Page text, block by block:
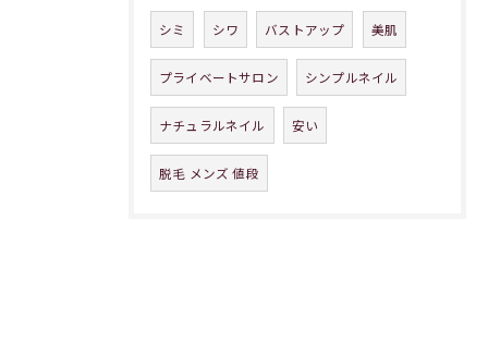
シミ シワ バストアップ 美肌
プライベートサロン シンプルネイル
ナチュラルネイル 安い
脱毛 メンズ 値段